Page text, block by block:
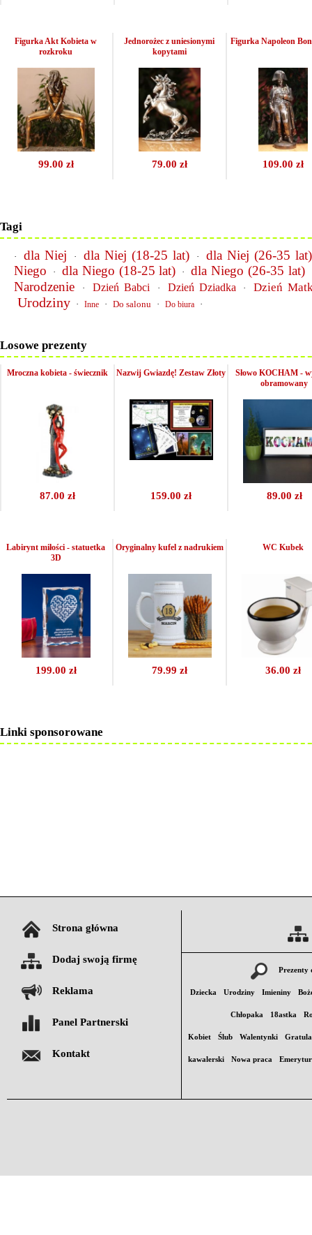
99.00 zł
Figurka Akt Kobieta w
rozkroku
79.00 zł
Jednorożec z uniesionymi
kopytami
109.00 zł
Figurka Napoleon
Tagi
· dla Niej · dla Niej (18-25 lat) ·
dla Niej (26-35 lat)
Niego
· dla Niego (18-25 lat) · dla Niego (26-35 lat)
Narodzenie · Dzień Babci · Dzień Dziadka · Dzień
Urodziny · Inne · Do salonu · Do biura ·
Losowe prezenty
87.00 zł
Mroczna kobieta - świecznik
159.00 zł
Nazwij Gwiazdę! Zestaw Złoty
89.00 zł
Słowo KOCHAM -
obramowany
199.00 zł
Labirynt miłości - statuetka
3D
79.99 zł
Oryginalny kufel z nadrukiem
36.00 zł
WC Kubek
Linki sponsorowane
Strona główna
Dodaj swoją firmę
Reklama
Panel Partnerski
Kontakt
Prezenty
Dziecka Urodziny Imieniny
Chłopaka 18astka
Kobiet Ślub Walentynki
kawalerski Nowa praca